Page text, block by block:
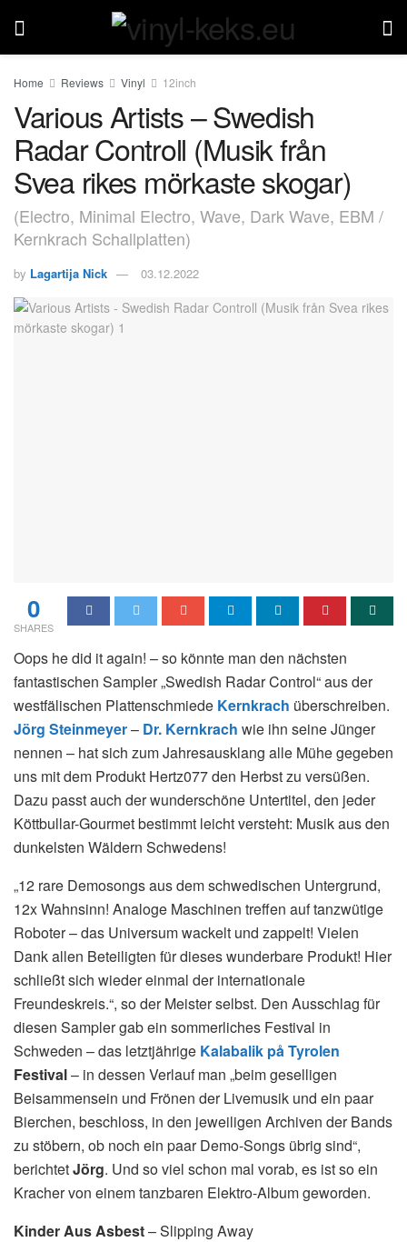
Home Reviews Vinyl 12inch
Various Artists – Swedish
Radar Controll (Musik från
Svea rikes mörkaste skogar)
(Electro, Minimal Electro, Wave, Dark Wave, EBM /
Kernkrach Schallplatten)
by Lagartija Nick 03.12.2022
0
SHARES
Oops he did it again! – so könnte man den nächsten
fantastischen Sampler „Swedish Radar Control“ aus der
westfälischen Plattenschmiede Kernkrach überschreiben.
Jörg Steinmeyer– Dr. Kernkrach wie ihn seine Jünger
nennen – hat sich zum Jahresausklang alle Mühe gegeben
uns mit dem Produkt Hertz077 den Herbst zu versüßen.
Dazu passt auch der wunderschöne Untertitel, den jeder
Köttbullar-Gourmet bestimmt leicht versteht: Musik aus den
dunkelsten Wäldern Schwedens!
„12 rare Demosongs aus dem schwedischen Untergrund,
12x Wahnsinn! Analoge Maschinen treffen auf tanzwütige
Roboter – das Universum wackelt und zappelt! Vielen
Dank allen Beteiligten für dieses wunderbare Produkt! Hier
schließt sich wieder einmal der internationale
Freundeskreis.“, so der Meister selbst. Den Ausschlag für
diesen Sampler gab ein sommerliches Festival in
Schweden – das letztjährige Kalabalik på Tyrolen
Festival– in dessen Verlauf man „beim geselligen
Beisammensein und Frönen der Livemusik und ein paar
Bierchen, beschloss, in den jeweiligen Archiven der Bands
zu stöbern, ob noch ein paar Demo-Songs übrig sind“,
berichtetJörg. Und so viel schon mal vorab, es ist so ein
Kracher von einem tanzbaren Elektro-Album geworden.
Kinder Aus Asbest– Slipping Away